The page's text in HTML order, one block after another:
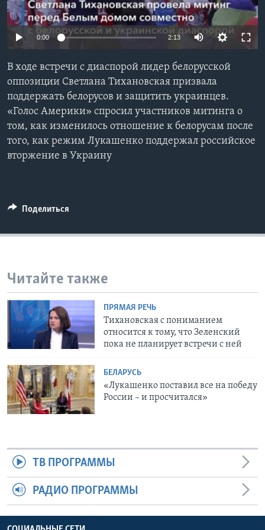
Learning English
Языки
0:00 2:13
В ходе встречи с диаспорой лидер белорусской
оппозиции Светлана Тихановская призвала
поддержать белорусов и защитить украинцев.
«Голос Америки» спросил участников митинга о
том, как изменилось отношение к белорусам после
того, как режим Лукашенко поддержал российское
вторжение в Украину
Поделиться
Читайте также
ПРЯМАЯ РЕЧЬ
Тихановская с пониманием
относится к тому, что Зеленский
пока не планирует встречи с ней
БЕЛАРУСЬ
«Лукашенко поставил все на победу
России – и просчитался»
ТВ ПРОГРАММЫ
РАДИО ПРОГРАММЫ